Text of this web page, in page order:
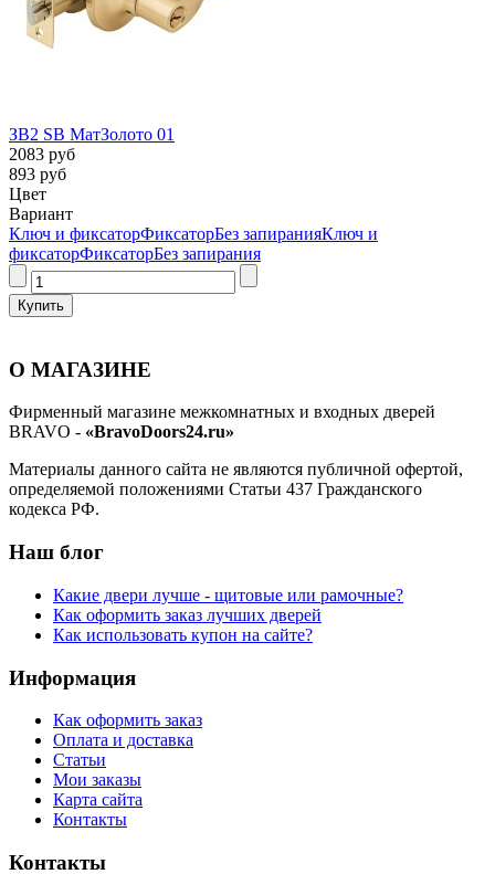
ЗВ2 SB МатЗолото 01
2083 руб
893 руб
Цвет
Вариант
Ключ и фиксаторФиксаторБез запиранияКлюч и
фиксаторФиксаторБез запирания
О МАГАЗИНЕ
Фирменный магазине межкомнатных и входных дверей
BRAVO - «BravoDoors24.ru»
Материалы данного сайта не являются публичной офертой,
определяемой положениями Статьи 437 Гражданского
кодекса РФ.
Наш блог
Какие двери лучше - щитовые или рамочные?
Как оформить заказ лучших дверей
Как использовать купон на сайте?
Информация
Как оформить заказ
Оплата и доставка
Статьи
Мои заказы
Карта сайта
Контакты
Контакты